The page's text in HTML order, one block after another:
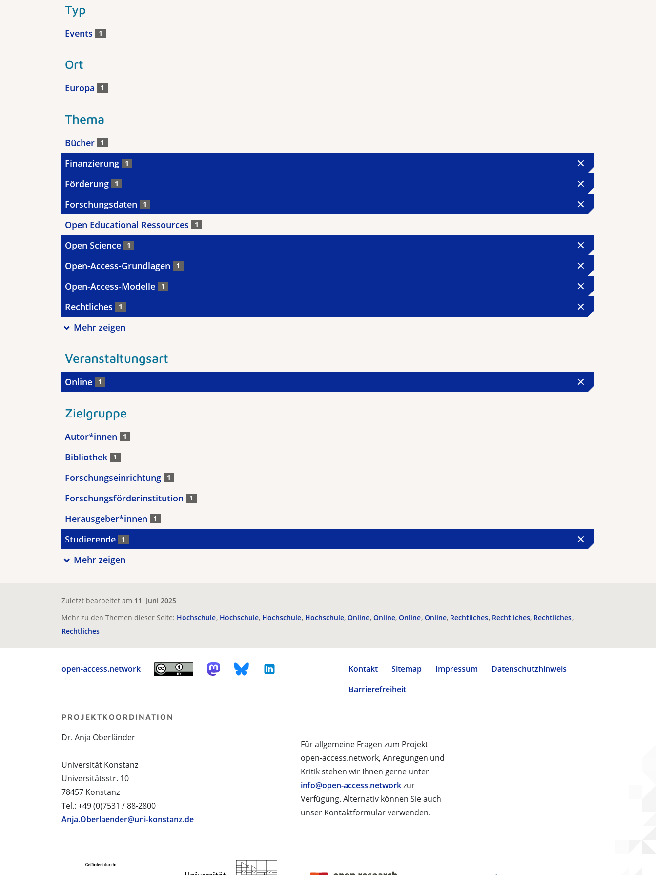
Typ
Events 1
Ort
Europa 1
Thema
Bücher 1
Finanzierung 1
Förderung 1
Forschungsdaten 1
Open Educational Ressources 1
Open Science 1
Open-Access-Grundlagen 1
Open-Access-Modelle 1
Rechtliches 1
Mehr zeigen
Veranstaltungsart
Online 1
Zielgruppe
Autor*innen 1
Bibliothek 1
Forschungseinrichtung 1
Forschungsförderinstitution 1
Herausgeber*innen 1
Studierende 1
Mehr zeigen
Zuletzt bearbeitet am 11. Juni 2025
Mehr zu den Themen dieser Seite: Hochschule Hochschule Hochschule Hochschule Online Online Online Online Rechtliches Rechtliches Rechtliches
Rechtliches
open-access.network Kontakt Sitemap Impressum
Datenschutzhinweis
Barrierefreiheit
Für allgemeine Fragen zum Projekt
open-access.network, Anregungen und
Kritik stehen wir Ihnen gerne unter
info@open-access.networkzur
Verfügung. Alternativ können Sie auch
unser Kontaktformular verwenden.
PROJEKTKOORDINATION
Dr. Anja Oberländer
Universität Konstanz
Universitätsstr. 10
78457 Konstanz
Tel.: +49 (0)7531 / 88-2800
Anja.Oberlaender@uni-konstanz.de